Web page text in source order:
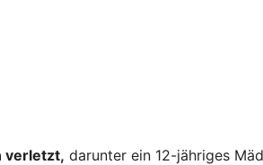
verletzt, darunter ein 12-jähriges